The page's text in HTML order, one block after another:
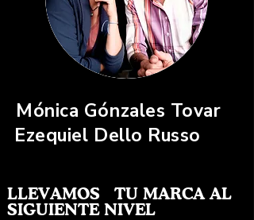
Mónica Gónzales Tovar
Ezequiel Dello Russo
LLEVAMOS TU MARCA AL
SIGUIENTE NIVEL